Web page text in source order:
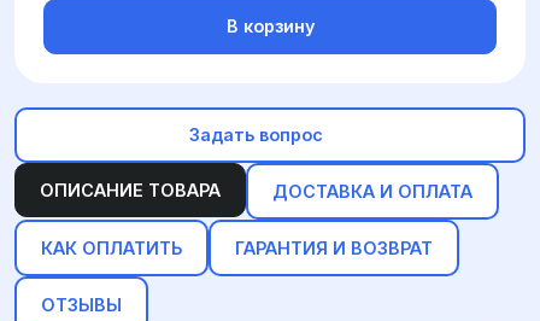
ОПИСАНИЕ ТОВАРА ДОСТАВКА И ОПЛАТА
КАК ОПЛАТИТЬ ГАРАНТИЯ И ВОЗВРАТ
ОТЗЫВЫ
В корзину
Задать вопрос